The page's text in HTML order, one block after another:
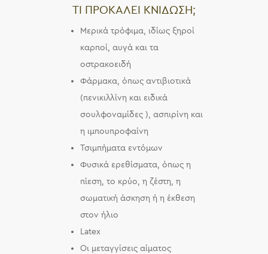
ΤΙ ΠΡΟΚΑΛΕΙ ΚΝΙΔΩΣΗ;
Μερικά τρόφιμα, ιδίως ξηροί
καρποί, αυγά και τα
οστρακοειδή
Φάρμακα, όπως αντιβιοτικά
(πενικιλλίνη και ειδικά
σουλφοναμίδες ), ασπιρίνη και
η ιμπουπροφαίνη
Τσιμπήματα εντόμων
Φυσικά ερεθίσματα, όπως η
πίεση, το κρύο, η ζέστη, η
σωματική άσκηση ή η έκθεση
στον ήλιο
Latex
Οι μεταγγίσεις αίματος